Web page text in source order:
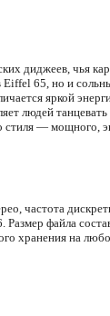
диджеев, чья
Eiffel 65, но и
яркой
людей
стиля — мощного,
частота
файла
хранения на